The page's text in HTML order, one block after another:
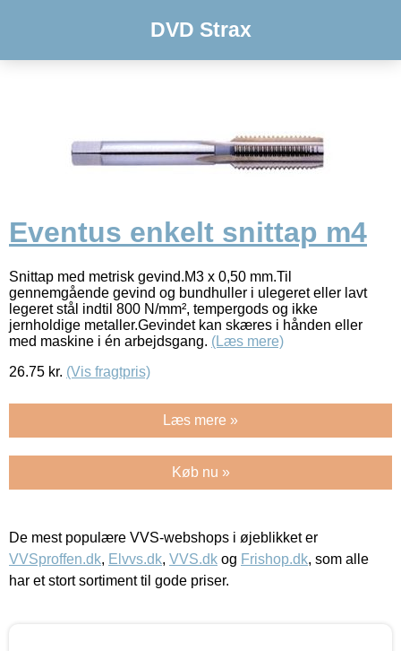
DVD Strax
Eventus enkelt snittap m4
Snittap med metrisk gevind.M3 x 0,50 mm.Til
gennemgående gevind og bundhuller i ulegeret eller lavt
legeret stål indtil 800 N/mm², tempergods og ikke
jernholdige metaller.Gevindet kan skæres i hånden eller
med maskine i én arbejdsgang. (Læs mere)
26.75 kr. (Vis fragtpris)
Læs mere »
Køb nu »
De mest populære VVS-webshops i øjeblikket er
VVSproffen.dk, Elvvs.dk, VVS.dk og Frishop.dk, som alle
har et stort sortiment til gode priser.